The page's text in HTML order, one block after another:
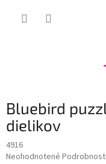
Bluebird
dielikov
4916
Priemerné
Neohodnotené